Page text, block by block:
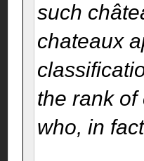
such
chateaux
the rank
who, in